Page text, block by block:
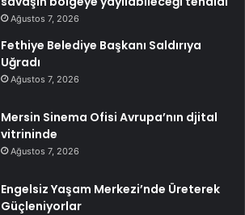
Ağustos 7, 2026
Fethiye Belediye Başkanı Saldırıya
Uğradı
Ağustos 7, 2026
Mersin Sinema Ofisi Avrupa’nın djital
vitrininde
Ağustos 7, 2026
Engelsiz Yaşam Merkezi’nde Üreterek
Güçleniyorlar